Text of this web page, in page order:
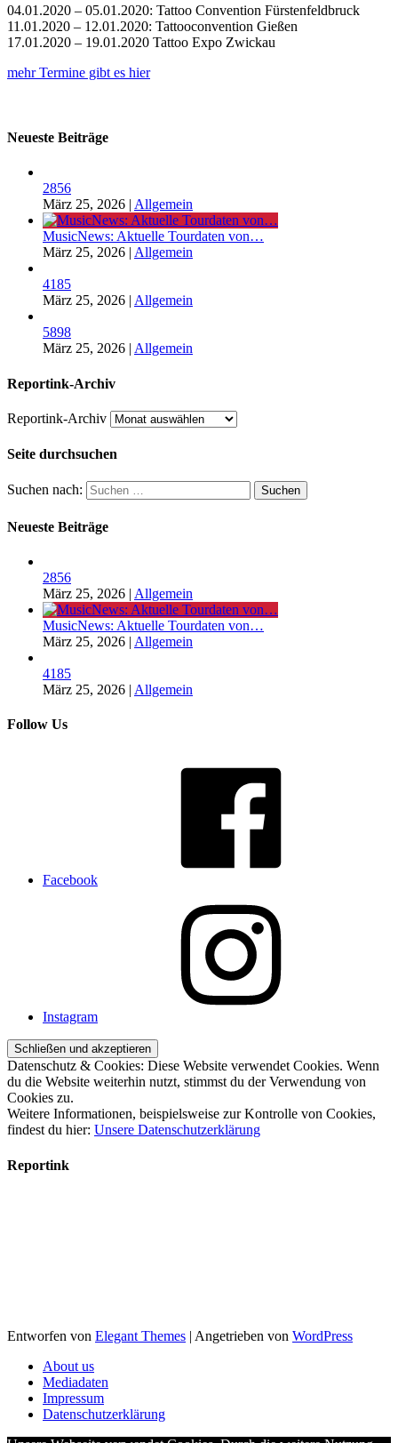
04.01.2020 – 05.01.2020: Tattoo Convention Fürstenfeldbruck
11.01.2020 – 12.01.2020: Tattooconvention Gießen
17.01.2020 – 19.01.2020 Tattoo Expo Zwickau
mehr Termine gibt es hier
Neueste Beiträge
2856
März 25, 2026 | Allgemein
MusicNews: Aktuelle Tourdaten von…
März 25, 2026 | Allgemein
4185
März 25, 2026 | Allgemein
5898
März 25, 2026 | Allgemein
Reportink-Archiv
Reportink-Archiv
Seite durchsuchen
Suchen nach:
Neueste Beiträge
2856
März 25, 2026 | Allgemein
MusicNews: Aktuelle Tourdaten von…
März 25, 2026 | Allgemein
4185
März 25, 2026 | Allgemein
Follow Us
Facebook
Instagram
Datenschutz & Cookies: Diese Website verwendet Cookies. Wenn
du die Website weiterhin nutzt, stimmst du der Verwendung von
Cookies zu.
Weitere Informationen, beispielsweise zur Kontrolle von Cookies,
findest du hier: Unsere Datenschutzerklärung
Reportink
Entworfen von Elegant Themes | Angetrieben von WordPress
About us
Mediadaten
Impressum
Datenschutzerklärung